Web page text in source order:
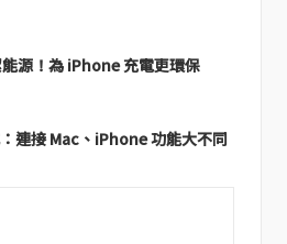
源！為 iPhone 充電更環保
連接 Mac、iPhone 功能大不同